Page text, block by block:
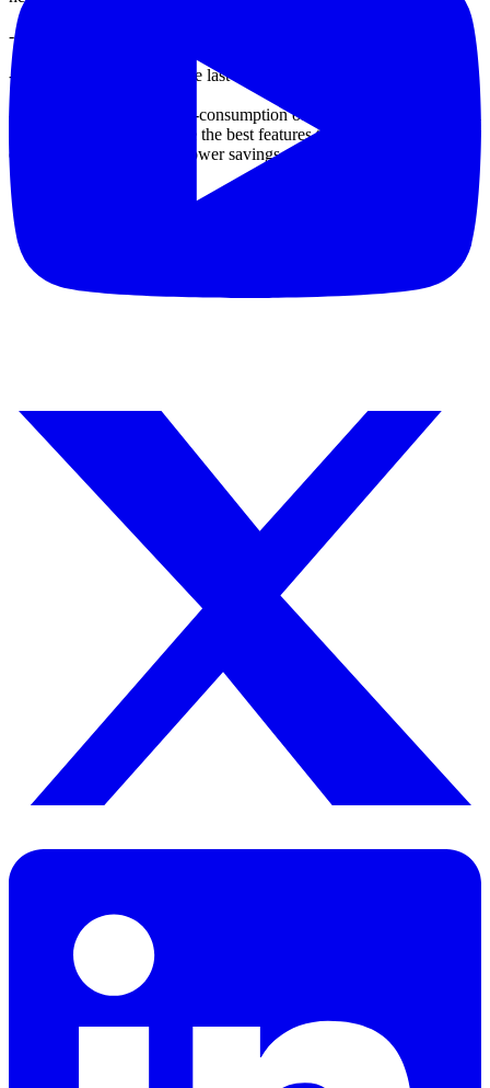
-
- Quality the last decade
- self-consumption of
run
promote the best features to use
electrical equipment
power savings.